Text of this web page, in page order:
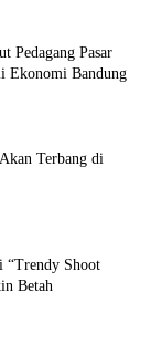
Pedagang Pasar
Ekonomi Bandung
Terbang di
“Trendy Shoot
Betah